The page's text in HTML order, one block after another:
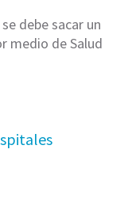
debe sacar un
medio de Salud